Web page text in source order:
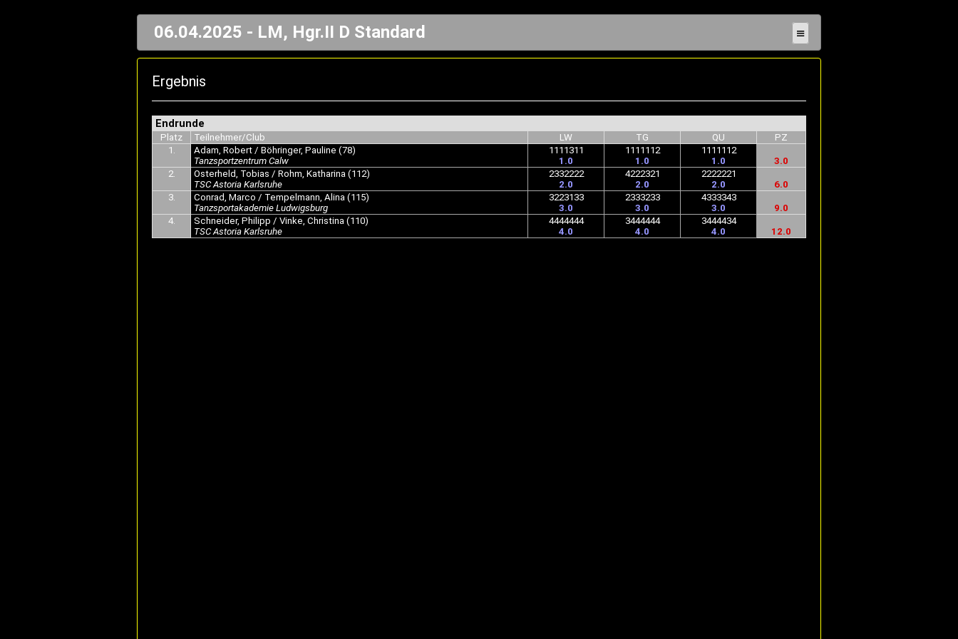
06.04.2025 - LM, Hgr.II D Standard ≡
Ergebnis
Endrunde
Platz Teilnehmer/Club LW TG QU
PZ
1.
Adam, Robert / Böhringer, Pauline (78)
Tanzsportzentrum Calw
1111311
1.0
1111112
1.0
1111112
1.0
3.0
2.
Osterheld, Tobias / Rohm, Katharina (112)
TSC Astoria Karlsruhe
2332222
2.0
4222321
2.0
2222221
2.0
6.0
3.
Conrad, Marco / Tempelmann, Alina (115)
Tanzsportakademie Ludwigsburg
3223133
3.0
2333233
3.0
4333343
3.0
9.0
4.
Schneider, Philipp / Vinke, Christina (110)
TSC Astoria Karlsruhe
4444444
4.0
3444444
4.0
3444434
4.0
12.0